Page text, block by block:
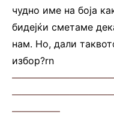
чудно име на боја
бидејќи сметаме
нам. Но, дали
избор?rn
—————